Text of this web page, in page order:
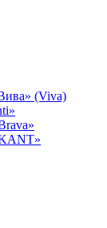
(Viva)